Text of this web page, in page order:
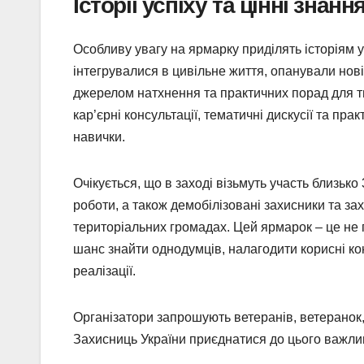
Історії успіху та цінні
Особливу увагу на ярмарку приділять історіям
інтегрувалися в цивільне життя, опанували
джерелом натхнення та практичних порад для
кар’єрні консультації, тематичні дискусії та
навички.
Очікується, що в заході візьмуть участь
роботи, а також демобілізовані захисники та
територіальних громадах. Цей ярмарок – це
шанс знайти однодумців, налагодити корисні
реалізації.
Організатори запрошують ветеранів,
Захисниць України приєднатися до цього